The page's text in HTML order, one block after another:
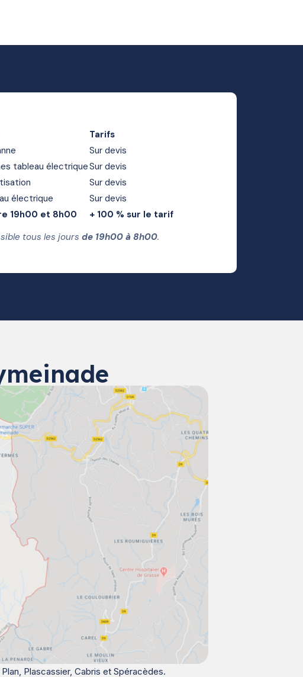
Tarifs
Sur devis
tableau électriqueSur devis
Sur devis
électrique
Sur devis
19h00 et 8h00
+ 100 % sur le tarif
tous les jours de 19h00 à 8h00.
Plascassier, Cabris et Spéracèdes.